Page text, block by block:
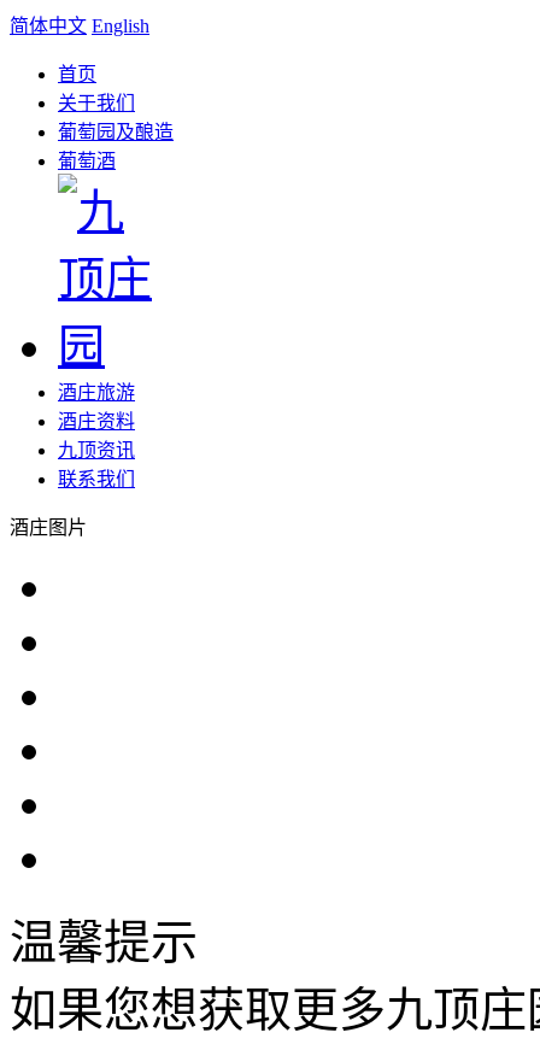
简体中文 English
首页
关于我们
葡萄园及酿造
葡萄酒
酒庄旅游
酒庄资料
九顶资讯
联系我们
酒庄图片
温馨提示
如果您想获取更多九顶